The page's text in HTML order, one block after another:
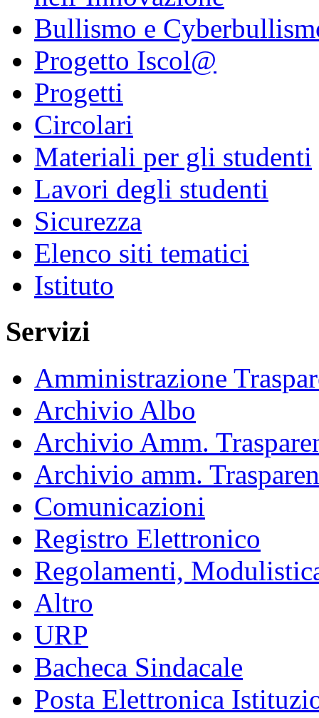
Bullismo e
Progetto Iscol@
Progetti
Circolari
Materiali per gli studenti
Lavori degli studenti
Sicurezza
Elenco siti tematici
Istituto
Servizi
Amministrazione
Archivio Albo
Archivio Amm.
Archivio amm.
Comunicazioni
Registro Elettronico
Regolamenti,
Altro
URP
Bacheca Sindacale
Posta Elettronica